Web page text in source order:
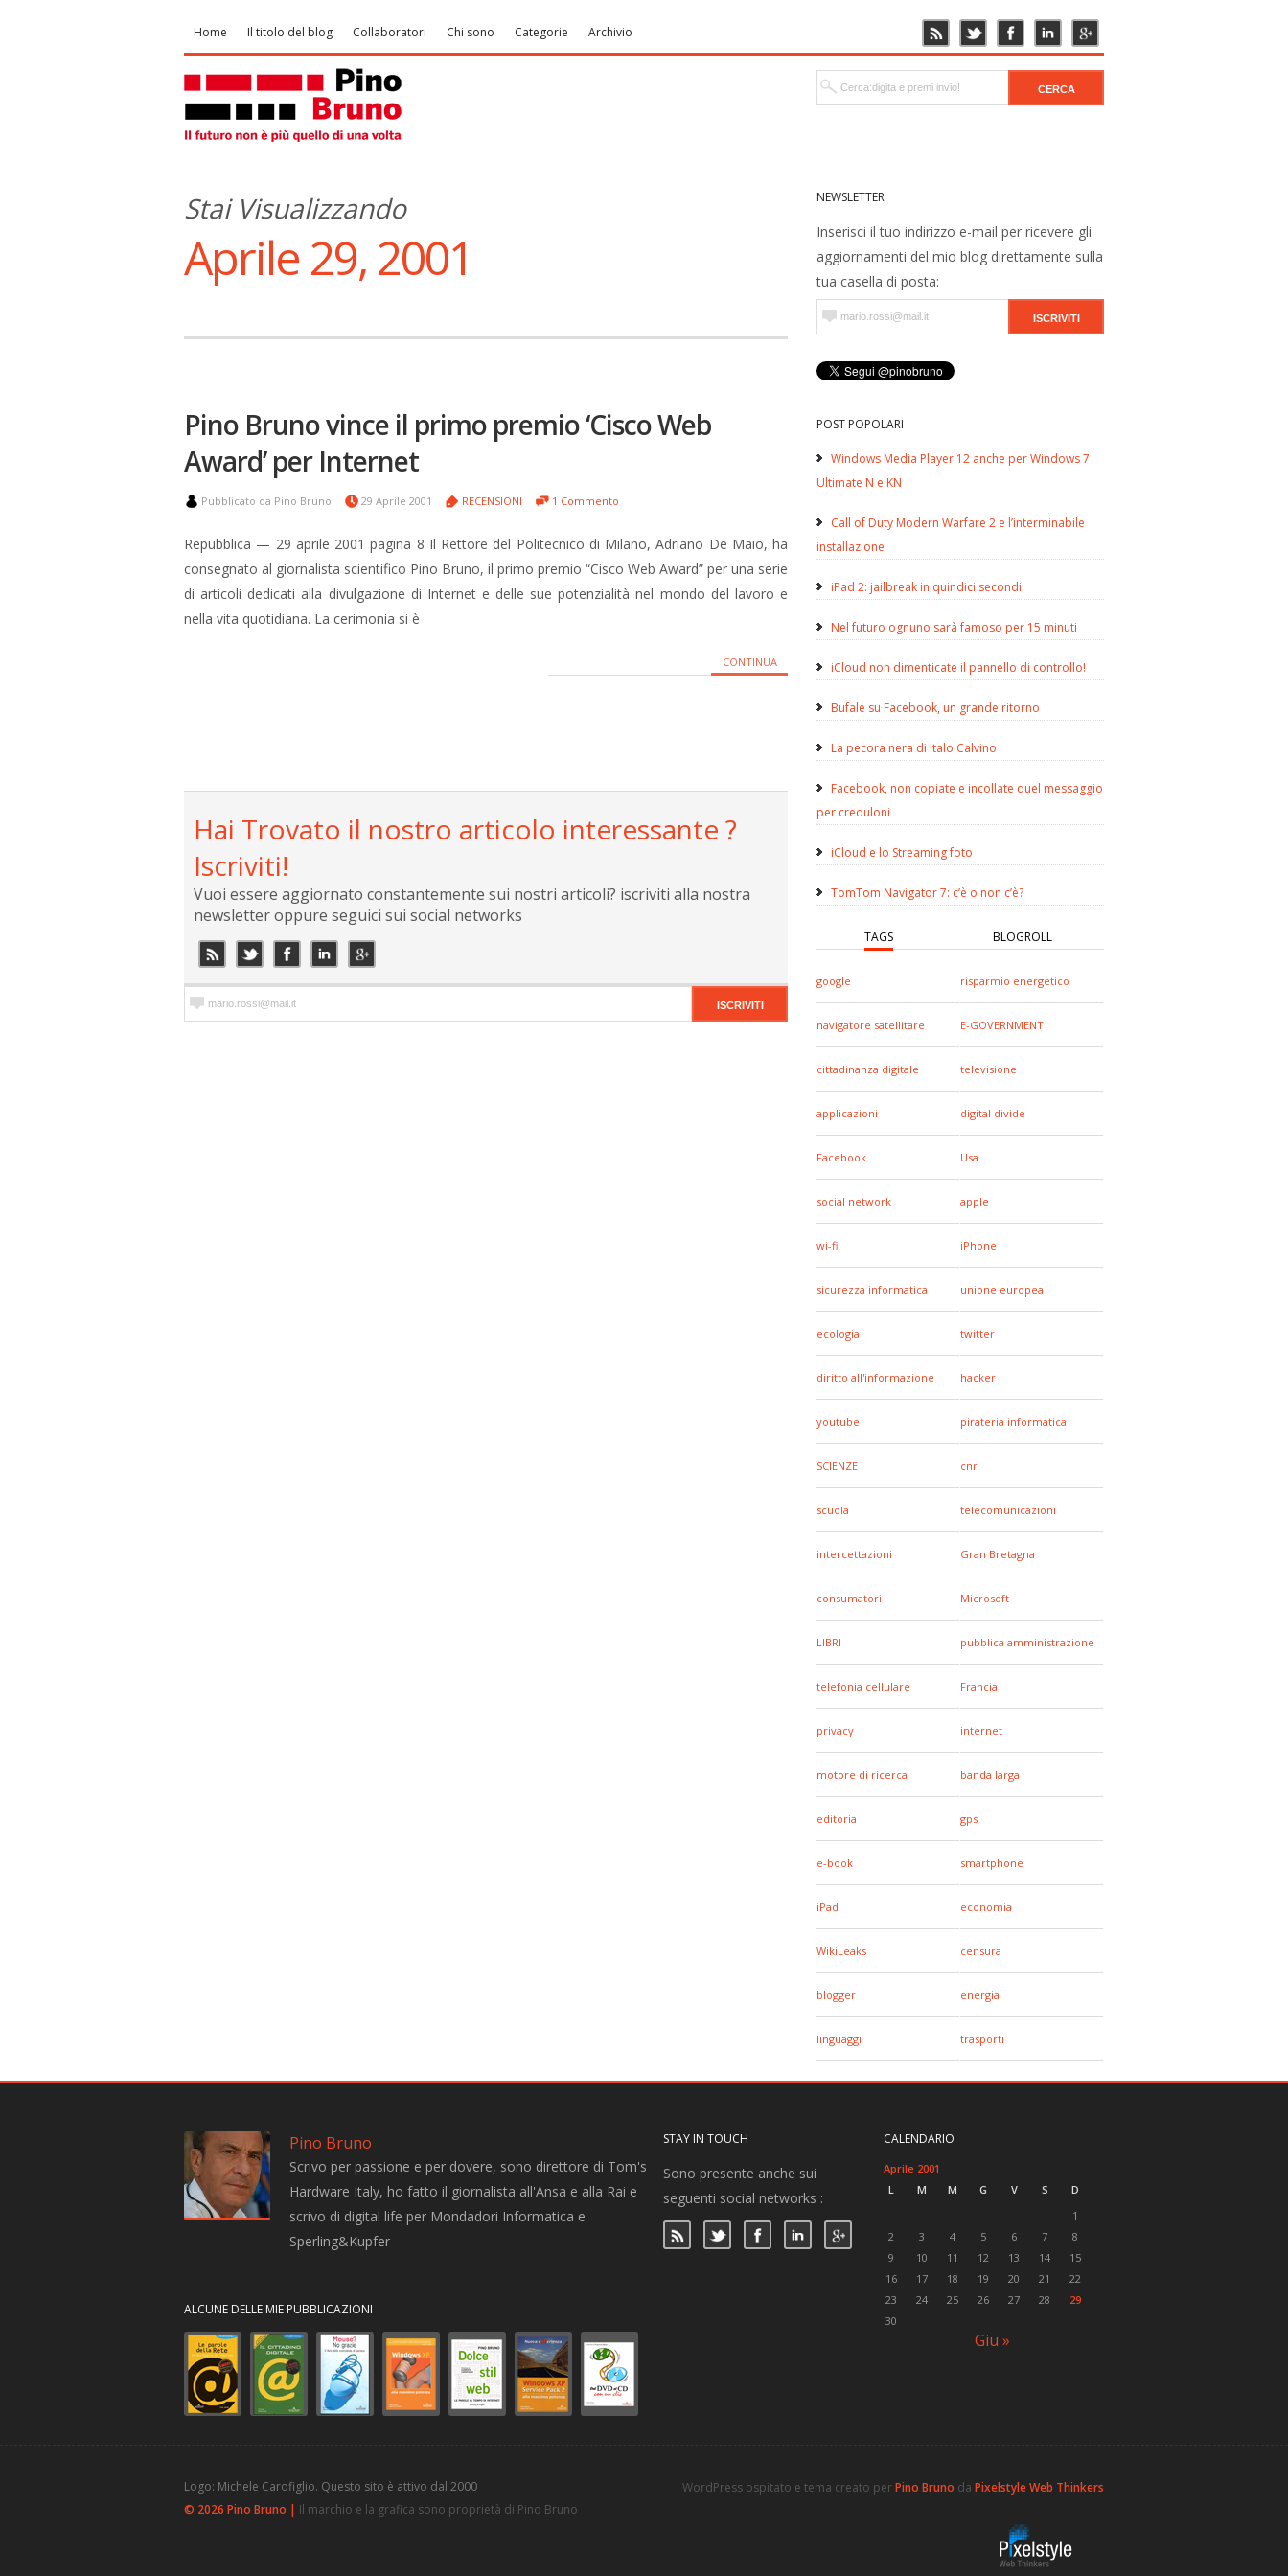
Home Il titolo del blog Collaboratori Chi sono Categorie Archivio
NEWSLETTER
Inserisci il tuo indirizzo e-mail per ricevere gli
aggiornamenti del mio blog direttamente sulla
tua casella di posta:
POST POPOLARI
Windows Media Player 12 anche per Windows 7
Ultimate N e KN
Call of Duty Modern Warfare 2 e l’interminabile
installazione
iPad 2: jailbreak in quindici secondi
Nel futuro ognuno sarà famoso per 15 minuti
iCloud non dimenticate il pannello di controllo!
Bufale su Facebook, un grande ritorno
La pecora nera di Italo Calvino
Facebook, non copiate e incollate quel messaggio
per creduloni
iCloud e lo Streaming foto
TomTom Navigator 7: c’è o non c’è?
TAGS BLOGROLL
google risparmio energetico
navigatore satellitare E-GOVERNMENT
cittadinanza digitale televisione
applicazioni digital divide
Facebook Usa
social network apple
wi-fi iPhone
sicurezza informatica unione europea
ecologia twitter
diritto all'informazione hacker
youtube pirateria informatica
SCIENZE cnr
scuola telecomunicazioni
intercettazioni Gran Bretagna
consumatori Microsoft
LIBRI pubblica amministrazione
telefonia cellulare Francia
privacy internet
motore di ricerca banda larga
editoria gps
e-book smartphone
iPad economia
WikiLeaks censura
blogger energia
linguaggi trasporti
Stai Visualizzando
Aprile 29, 2001
Pino Bruno vince il primo premio ‘Cisco Web
Award’ per Internet
Pubblicato da Pino Bruno 29 Aprile 2001 RECENSIONI 1 Commento
Repubblica — 29 aprile 2001 pagina 8 Il Rettore del Politecnico di Milano, Adriano De Maio, ha
consegnato al giornalista scientifico Pino Bruno, il primo premio “Cisco Web Award” per una serie
di articoli dedicati alla divulgazione di Internet e delle sue potenzialità nel mondo del lavoro e
nella vita quotidiana. La cerimonia si è
CONTINUA
Hai Trovato il nostro articolo interessante ?
Iscriviti!
Vuoi essere aggiornato constantemente sui nostri articoli? iscriviti alla nostra
newsletter oppure seguici sui social networks
Pino Bruno
Scrivo per passione e per dovere, sono direttore di Tom's
Hardware Italy, ho fatto il giornalista all'Ansa e alla Rai e
scrivo di digital life per Mondadori Informatica e
Sperling&Kupfer
ALCUNE DELLE MIE PUBBLICAZIONI
STAY IN TOUCH
Sono presente anche sui
seguenti social networks :
CALENDARIO
Aprile 2001
L
M M G V S
D
1
2
3 4 5 6 7
8
9
10 11 12 13 14
15
16
17 18 19 20 21
22
23
24 25 26 27 28
29
30
Giu »
WordPress ospitato e tema creato perPino Bruno da Pixelstyle Web Thinkers
Logo: Michele Carofiglio. Questo sito è attivo dal 2000
© 2026 Pino Bruno | Il marchio e la grafica sono proprietà di Pino Bruno